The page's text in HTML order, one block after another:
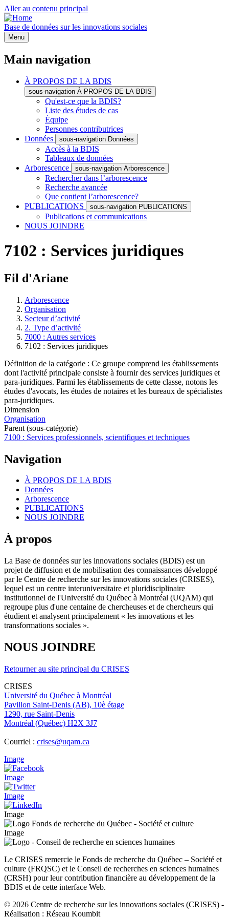
Aller au contenu principal
Base de données sur les innovations sociales
Menu
Main navigation
À PROPOS DE LA BDIS
sous-navigation À PROPOS DE LA BDIS
Qu'est-ce que la BDIS?
Liste des études de cas
Équipe
Personnes contributrices
Données
sous-navigation Données
Accès à la BDIS
Tableaux de données
Arborescence
sous-navigation Arborescence
Rechercher dans l’arborescence
Recherche avancée
Que contient l’arborescence?
PUBLICATIONS
sous-navigation PUBLICATIONS
Publications et communications
NOUS JOINDRE
7102 : Services juridiques
Fil d'Ariane
Arborescence
Organisation
Secteur d’activité
2. Type d’activité
7000 : Autres services
7102 : Services juridiques
Définition de la catégorie : Ce groupe comprend les établissements
dont l'activité principale consiste à fournir des services juridiques et
para-juridiques. Parmi les établissements de cette classe, notons les
études d'avocats, les études de notaires et les bureaux de spécialistes
para-juridiques.
Dimension
Organisation
Parent (sous-catégorie)
7100 : Services professionnels, scientifiques et techniques
Navigation
À PROPOS DE LA BDIS
Données
Arborescence
PUBLICATIONS
NOUS JOINDRE
À propos
La Base de données sur les innovations sociales (BDIS) est un
projet de diffusion et de mobilisation des connaissances développé
par le Centre de recherche sur les innovations sociales (CRISES),
lequel est un centre interuniversitaire et pluridisciplinaire
institutionnel de l'Université du Québec à Montréal (UQAM) qui
regroupe plus d'une centaine de chercheuses et de chercheurs qui
étudient et analysent principalement « les innovations et les
transformations sociales ».
NOUS JOINDRE
Retourner au site principal du CRISES
CRISES
Université du Québec à Montréal
Pavillon Saint-Denis (AB), 10è étage
1290, rue Saint-Denis
Montréal (Québec) H2X 3J7
Courriel : crises@uqam.ca
Image
Image
Image
Image
Image
Le CRISES remercie le Fonds de recherche du Québec – Société et
culture (FRQSC) et le Conseil de recherches en sciences humaines
(CRSH) pour leur contribution financière au développement de la
BDIS et de cette interface Web.
© 2026 Centre de recherche sur les innovations sociales (CRISES) -
Réalisation : Réseau Koumbit